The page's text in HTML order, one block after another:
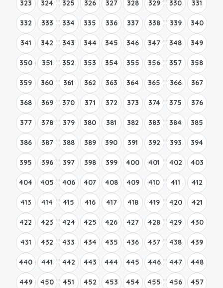
323 324 325 326 327 328 329 330 331
332 333 334 335 336 337 338 339 340
341 342 343 344 345 346 347 348 349
350 351 352 353 354 355 356 357 358
359 360 361 362 363 364 365 366 367
368 369 370 371 372 373 374 375 376
377 378 379 380 381 382 383 384 385
386 387 388 389 390 391 392 393 394
395 396 397 398 399 400 401 402 403
404 405 406 407 408 409 410 411 412
413 414 415 416 417 418 419 420 421
422 423 424 425 426 427 428 429 430
431 432 433 434 435 436 437 438 439
440 441 442 443 444 445 446 447 448
449 450 451 452 453 454 455 456 457